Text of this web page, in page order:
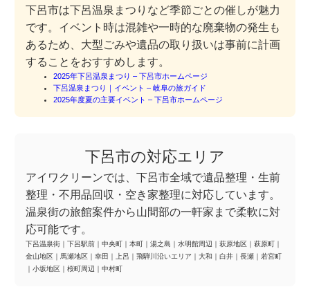
下呂市は下呂温泉まつりなど季節ごとの催しが魅力
です。イベント時は混雑や一時的な廃棄物の発生も
あるため、大型ごみや遺品の取り扱いは事前に計画
することをおすすめします。
2025年下呂温泉まつり – 下呂市ホームページ
下呂温泉まつり｜イベント – 岐阜の旅ガイド
2025年度夏の主要イベント – 下呂市ホームページ
下呂市の対応エリア
アイワクリーンでは、下呂市全域で遺品整理・生前
整理・不用品回収・空き家整理に対応しています。
温泉街の旅館案件から山間部の一軒家まで柔軟に対
応可能です。
下呂温泉街 ｜ 下呂駅前 ｜ 中央町 ｜ 本町 ｜ 湯之島 ｜ 水明館周辺 ｜ 萩原地区 ｜ 萩原町 ｜
金山地区 ｜ 馬瀬地区 ｜ 幸田 ｜ 上呂 ｜ 飛騨川沿いエリア ｜ 大和 ｜ 白井 ｜ 長瀬 ｜ 若宮町
｜ 小坂地区 ｜ 桜町周辺 ｜ 中村町